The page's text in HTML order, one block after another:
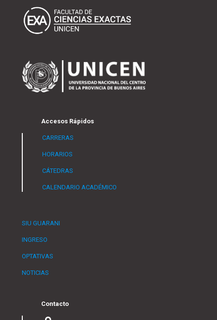
Accesos Rápidos
CARRERAS
HORARIOS
CÁTEDRAS
CALENDARIO ACADÉMICO
SIU GUARANI
INGRESO
OPTATIVAS
NOTICIAS
Contacto